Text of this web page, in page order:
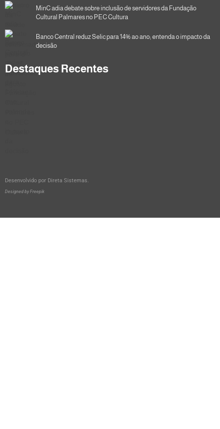
MinC adia debate sobre inclusão de servidores da Fundação
Cultural Palmares no PEC Cultura
Banco Central reduz Selic para 14% ao ano; entenda o impacto da
decisão
Destaques Recentes
Desenvolvido por Direta Sistemas
Designed by Freepik